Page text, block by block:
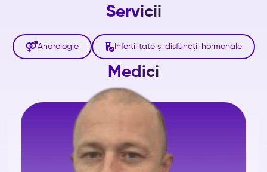
Servicii
Andrologie Infertilitate și disfuncții hormonale
Medici